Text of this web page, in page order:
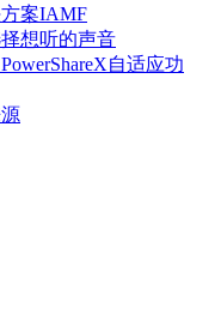
案IAMF
想听的声音
自适应功